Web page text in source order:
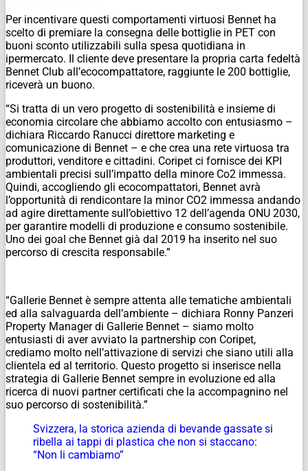
Per incentivare questi comportamenti virtuosi Bennet ha
scelto di premiare la consegna delle bottiglie in PET con
buoni sconto utilizzabili sulla spesa quotidiana in
ipermercato. Il cliente deve presentare la propria carta fedeltà
Bennet Club all’ecocompattatore, raggiunte le 200 bottiglie,
riceverà un buono.
“Si tratta di un vero progetto di sostenibilità e insieme di
economia circolare che abbiamo accolto con entusiasmo –
dichiara Riccardo Ranucci direttore marketing e
comunicazione di Bennet – e che crea una rete virtuosa tra
produttori, venditore e cittadini. Coripet ci fornisce dei KPI
ambientali precisi sull’impatto della minore Co2 immessa.
Quindi, accogliendo gli ecocompattatori, Bennet avrà
l’opportunità di rendicontare la minor CO2 immessa andando
ad agire direttamente sull’obiettivo 12 dell’agenda ONU 2030,
per garantire modelli di produzione e consumo sostenibile.
Uno dei goal che Bennet già dal 2019 ha inserito nel suo
percorso di crescita responsabile.”
“Gallerie Bennet è sempre attenta alle tematiche ambientali
ed alla salvaguarda dell’ambiente – dichiara Ronny Panzeri
Property Manager di Gallerie Bennet – siamo molto
entusiasti di aver avviato la partnership con Coripet,
crediamo molto nell’attivazione di servizi che siano utili alla
clientela ed al territorio. Questo progetto si inserisce nella
strategia di Gallerie Bennet sempre in evoluzione ed alla
ricerca di nuovi partner certificati che la accompagnino nel
suo percorso di sostenibilità.”
Svizzera, la storica azienda di bevande gassate si
ribella ai tappi di plastica che non si staccano:
“Non li cambiamo”